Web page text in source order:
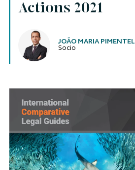
Actions 2021
Autores
JOÃO MARIA PIMENTEL
Socio